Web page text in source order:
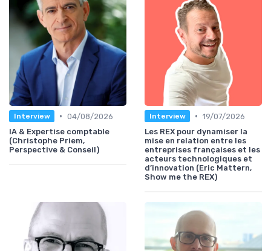
Interview • 04/08/2026
IA & Expertise comptable
(Christophe Priem,
Perspective & Conseil)
Interview • 19/07/2026
Les REX pour dynamiser la
mise en relation entre les
entreprises françaises et les
acteurs technologiques et
d’innovation (Eric Mattern,
Show me the REX)